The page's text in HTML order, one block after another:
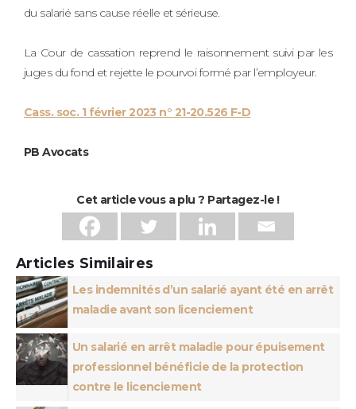
du salarié sans cause réelle et sérieuse.
La Cour de cassation reprend le raisonnement suivi par les
juges du fond et rejette le pourvoi formé par l’employeur.
Cass. soc. 1 février 2023 n° 21-20.526 F-D
PB Avocats
Cet article vous a plu ? Partagez-le !
Articles Similaires
Les indemnités d’un salarié ayant été en arrêt
maladie avant son licenciement
Un salarié en arrêt maladie pour épuisement
professionnel bénéficie de la protection
contre le licenciement